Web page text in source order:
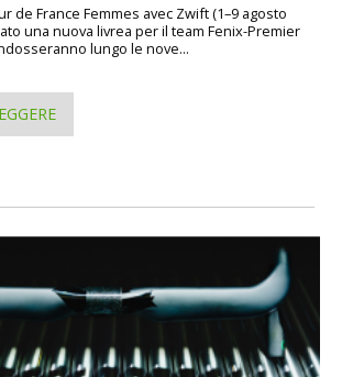
de France Femmes avec Zwift (1–9 agosto
una nuova livrea per il team Fenix-Premier
lungo le nove...